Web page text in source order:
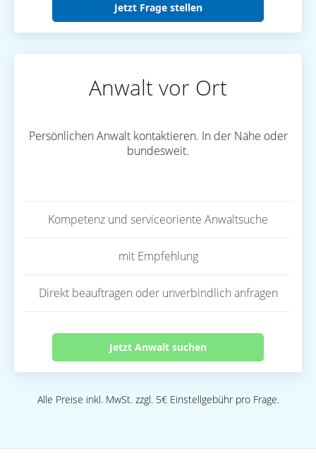
Jetzt Frage stellen
Anwalt vor Ort
Persönlichen Anwalt kontaktieren. In der Nähe oder
bundesweit.
Kompetenz und serviceoriente Anwaltsuche
mit Empfehlung
Direkt beauftragen oder unverbindlich anfragen
Jetzt Anwalt suchen
Alle Preise inkl. MwSt. zzgl. 5€ Einstellgebühr pro Frage.